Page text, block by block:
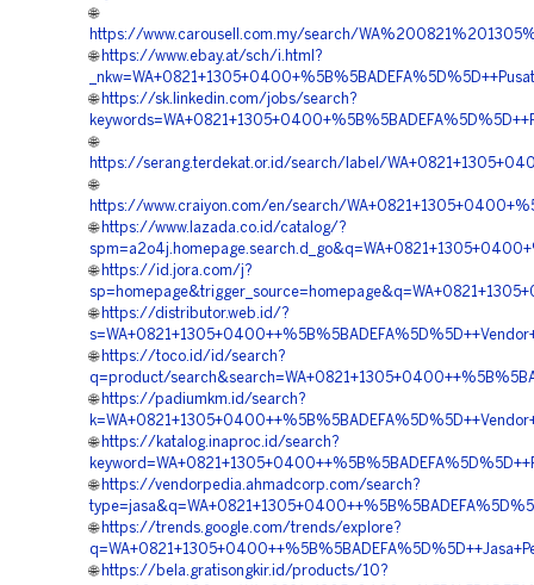
🌐
https://www.carousell.com.my/search/
🌐 https://www.ebay.at/sch/i.html?
🌐 https://sk.linkedin.com/jobs/search?
🌐
https://serang.terdekat.or.id/search/label/
🌐
https://www.craiyon.com/en/search/
🌐 https://www.lazada.co.id/catalog/?
🌐 https://id.jora.com/j?
🌐 https://distributor.web.id/?
🌐 https://toco.id/id/search?
q=product/
🌐 https://padiumkm.id/search?
🌐 https://katalog.inaproc.id/search?
🌐 https://vendorpedia.ahmadcorp.com/search?
🌐 https://trends.google.com/trends/explore?
🌐 https://bela.gratisongkir.id/products/10?